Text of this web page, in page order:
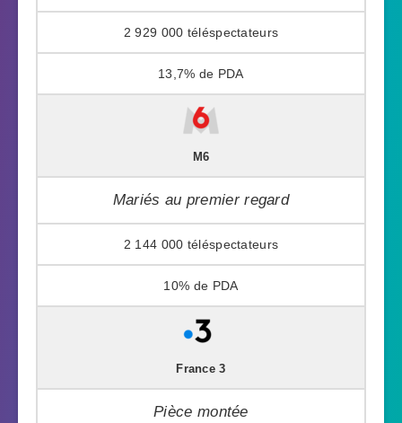
2 929 000
13,7%
M6
Mariés au premier regard
2 144 000
10%
France 3
Pièce montée